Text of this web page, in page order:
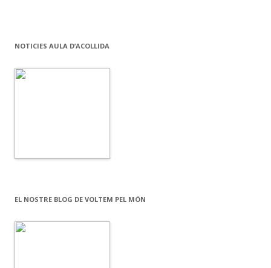
NOTICIES AULA D’ACOLLIDA
EL NOSTRE BLOG DE VOLTEM PEL MÓN